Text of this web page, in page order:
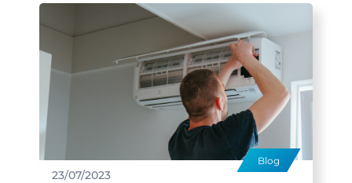
23/07/2023
Blog